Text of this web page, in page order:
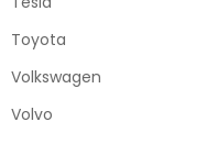
Toyota
Volkswagen
Volvo